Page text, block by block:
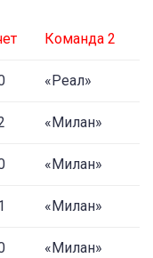
Команда 2
«Реал»
«Милан»
«Милан»
«Милан»
«Милан»